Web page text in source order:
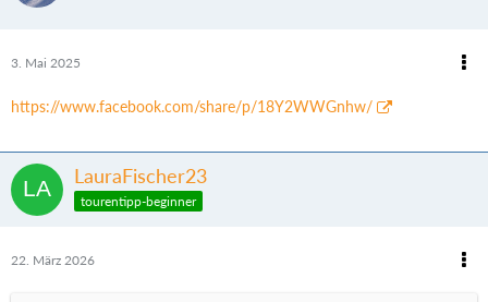
3. Mai 2025
https://www.facebook.com/share/p/18Y2WWGnhw/
LauraFischer23
tourentipp-beginner
22. März 2026